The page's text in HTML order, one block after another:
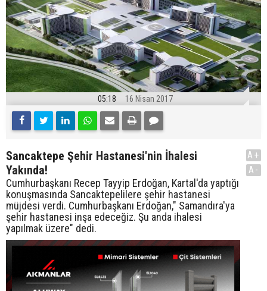
05:18 16 Nisan 2017
Sancaktepe Şehir Hastanesi'nin İhalesi
Yakında!
Cumhurbaşkanı Recep Tayyip Erdoğan, Kartal'da yaptığı
konuşmasında Sancaktepelilere şehir hastanesi
müjdesi verdi. Cumhurbaşkanı Erdoğan," Samandıra'ya
şehir hastanesi inşa edeceğiz. Şu anda ihalesi
yapılmak üzere" dedi.
A+
A-